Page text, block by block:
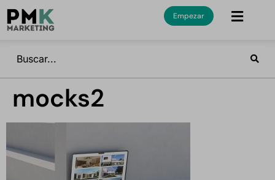
Empezar
mocks2